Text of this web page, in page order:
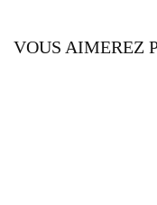
VOUS AIMEREZ